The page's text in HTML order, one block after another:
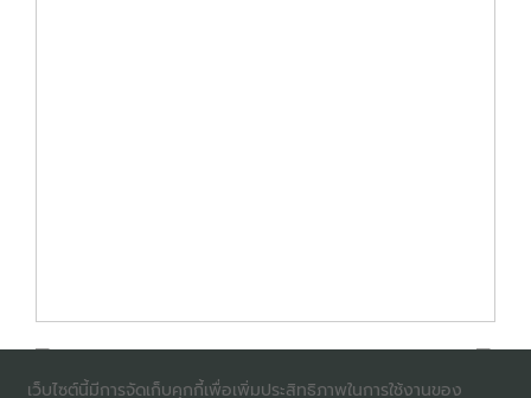
เว็บไซต์นี้มีการจัดเก็บคุกกี้เพื่อเพิ่มประสิทธิภาพในการใช้งานของ